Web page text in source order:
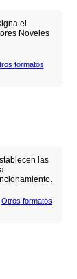
el
Noveles
formatos
las
Otros formatos